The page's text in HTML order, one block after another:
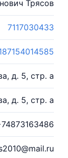
Трясов
7117030433
д. 5, стр. а
д. 5, стр. а